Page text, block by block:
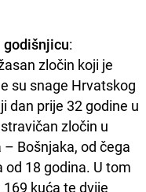
godišnjicu:
zločin koji je
su snage Hrvatskog
dan prije 32 godine u
zločin u
Bošnjaka, od čega
od 18 godina. U tom
kuća te dvije